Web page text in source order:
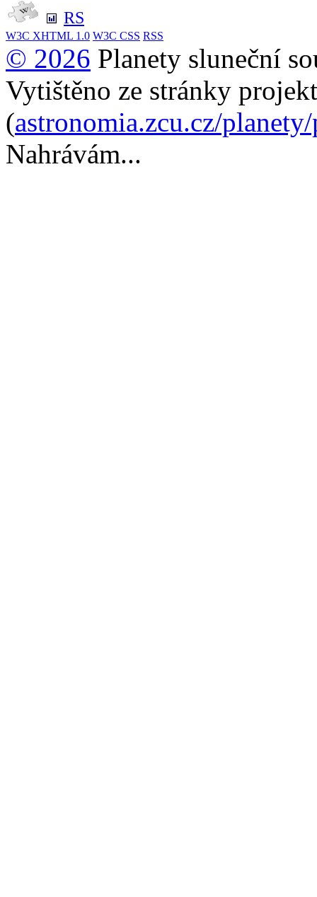
RS
W3C XHTML 1.0 W3C CSS RSS
© 2026 Planety sluneční
Vytištěno ze stránky
(astronomia.zcu.cz/
Nahrávám...